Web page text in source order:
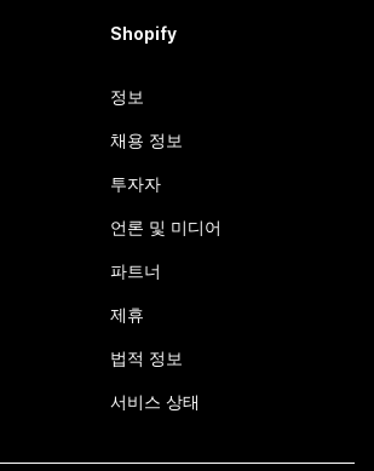
Shopify
정보
채용 정보
투자자
언론 및 미디어
파트너
제휴
법적 정보
서비스 상태